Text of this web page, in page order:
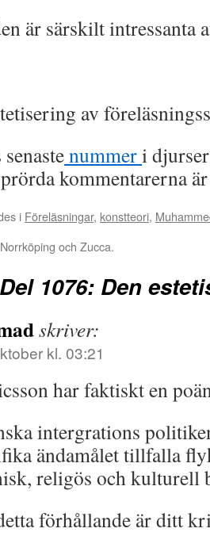
är särskilt intressanta
av
nummeri
kommentarerna
i Föreläsningar, konstteori,
och Zucca.
Del 1076: Den
skriver:
kl. 03:21
har faktiskt en
intergrations
ändamålet tillfalla
religös och kulturell
förhållande är ditt